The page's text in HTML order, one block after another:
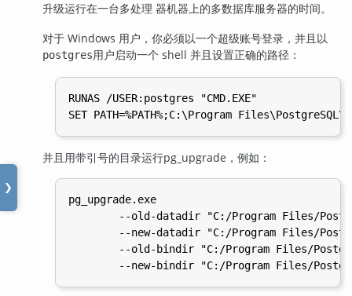
❯
升级运行在一台多处理 器机器上的多数据库服务器的时间。
对于 Windows 用户，你必须以一个超级账号登录，并且以
postgres用户启动一个 shell 并且设置正确的路径：
RUNAS /USER:postgres "CMD.EXE"
并且用带引号的目录运行pg_upgrade ，例如：
pg_upgrade.exe
--old-datadir "C:/Program Files/
--new-datadir "C:/Program Files/
--old-bindir "C:/Program Files/